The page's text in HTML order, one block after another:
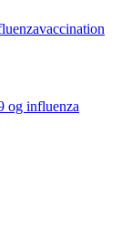
og influenza